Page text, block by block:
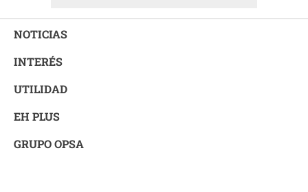
NOTICIAS
INTERÉS
UTILIDAD
EH PLUS
GRUPO OPSA